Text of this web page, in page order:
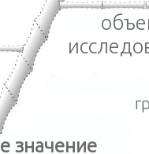
значение